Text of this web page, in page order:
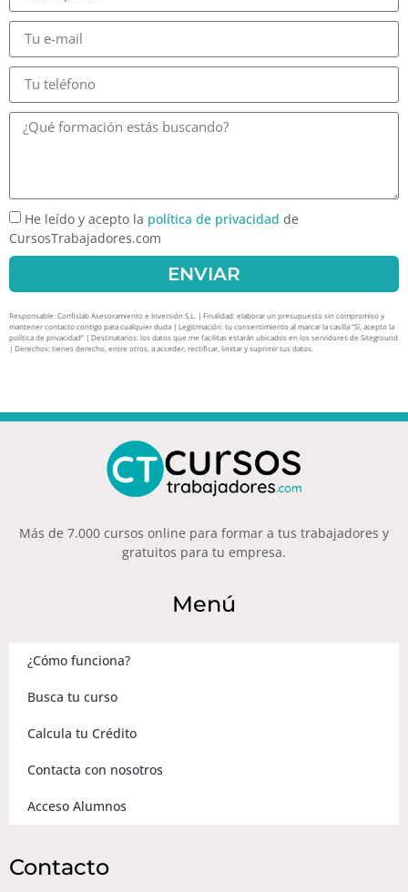
He leído y acepto la política de privacidad de
CursosTrabajadores.com
ENVIAR
Responsable: Confislab Asesoramiento e Inversión S.L. | Finalidad: elaborar un presupuesto sin compromiso y
mantener contacto contigo para cualquier duda | Legitimación: tu consentimiento al marcar la casilla “Sí, acepto la
política de privacidad” | Destinatarios: los datos que me facilitas estarán ubicados en los servidores de Siteground
| Derechos: tienes derecho, entre otros, a acceder, rectificar, limitar y suprimir tus datos.
Más de 7.000 cursos online para formar a tus trabajadores y
gratuitos para tu empresa.
Menú
¿Cómo funciona?
Busca tu curso
Calcula tu Crédito
Contacta con nosotros
Acceso Alumnos
Contacto